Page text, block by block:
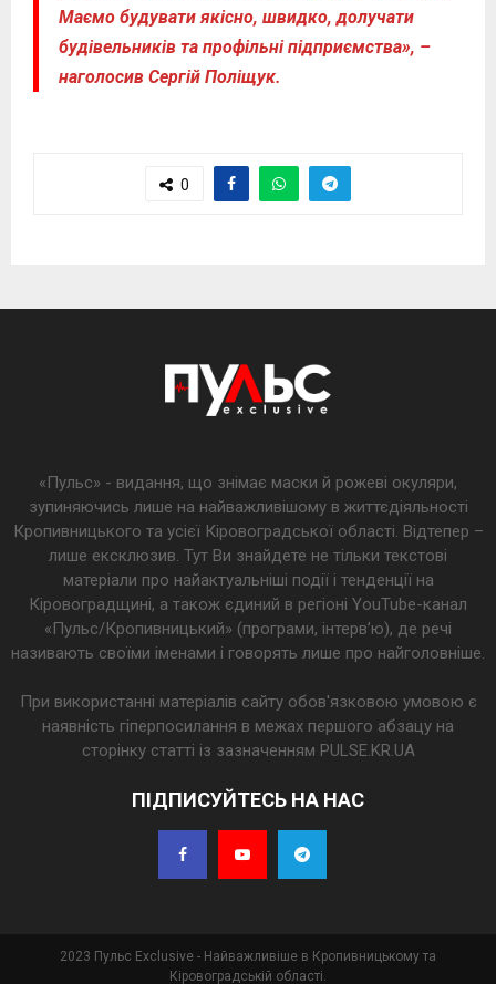
Маємо будувати якісно, швидко, долучати
будівельників та профільні підприємства», –
наголосив Сергій Поліщук.
0
«Пульс» - видання, що знімає маски й рожеві окуляри,
зупиняючись лише на найважливішому в життєдіяльності
Кропивницького та усієї Кіровоградської області. Відтепер –
лише ексклюзив. Тут Ви знайдете не тільки текстові
матеріали про найактуальніші події і тенденції на
Кіровоградщині, а також єдиний в регіоні YouTube-канал
«Пульс/Кропивницький» (програми, інтерв’ю), де речі
називають своїми іменами і говорять лише про найголовніше.
При використанні матеріалів сайту обов'язковою умовою є
наявність гіперпосилання в межах першого абзацу на
сторінку статті із зазначенням PULSE.KR.UA
ПІДПИСУЙТЕСЬ НА НАС
2023 Пульс Exclusive - Найважливіше в Кропивницькому та
Кіровоградській області.